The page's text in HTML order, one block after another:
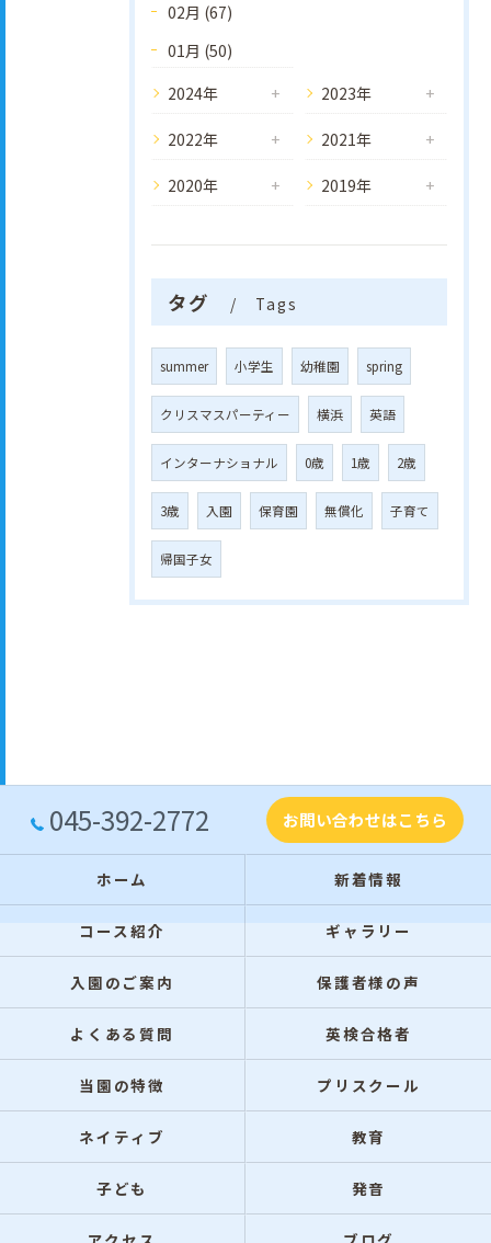
02月 (67)
01月 (50)
2024年 2023年
2022年 2021年
2020年 2019年
タグ Tags
summer 小学生 幼稚園 spring
クリスマスパーティー 横浜 英語
インターナショナル 0歳 1歳 2歳
3歳 入園 保育園 無償化 子育て
帰国子女
045-392-2772 お問い合わせはこちら
ホーム 新着情報
コース紹介 ギャラリー
入園のご案内 保護者様の声
よくある質問 英検合格者
当園の特徴 プリスクール
ネイティブ 教育
子ども 発音